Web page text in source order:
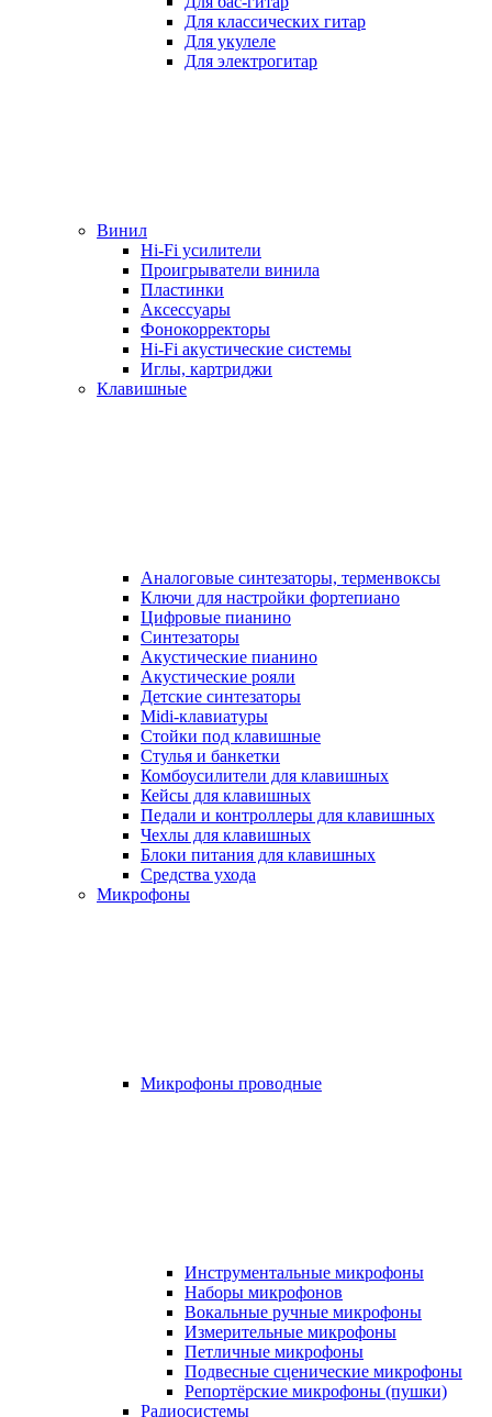
Для классических гитар
Для укулеле
Для электрогитар
Винил
Hi-Fi усилители
Проигрыватели винила
Пластинки
Аксессуары
Фонокорректоры
Hi-Fi акустические системы
Иглы, картриджи
Клавишные
Аналоговые синтезаторы, терменвоксы
Ключи для настройки фортепиано
Цифровые пианино
Синтезаторы
Акустические пианино
Акустические рояли
Детские синтезаторы
Midi-клавиатуры
Стойки под клавишные
Стулья и банкетки
Комбоусилители для клавишных
Кейсы для клавишных
Педали и контроллеры для клавишных
Чехлы для клавишных
Блоки питания для клавишных
Средства ухода
Микрофоны
Микрофоны проводные
Инструментальные микрофоны
Наборы микрофонов
Вокальные ручные микрофоны
Измерительные микрофоны
Петличные микрофоны
Подвесные сценические микрофоны
Репортёрские микрофоны (пушки)
Радиосистемы